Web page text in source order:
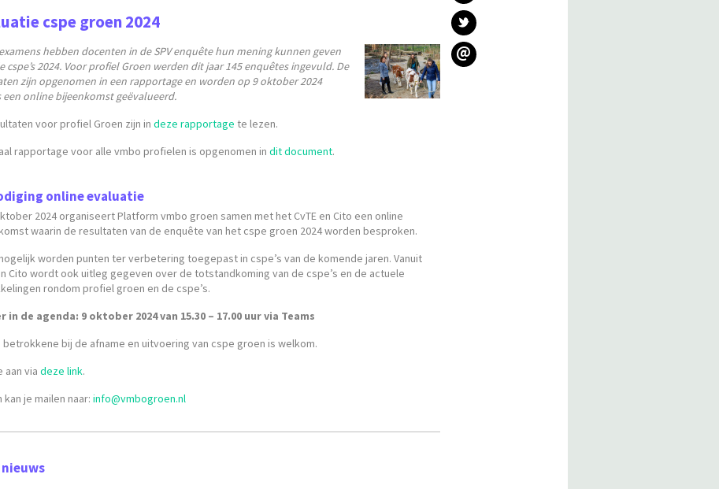
cspe groen 2024
hebben docenten in de SPV enquête hun mening kunnen geven
cspe’s 2024. Voor profiel Groen werden dit jaar 145 enquêtes ingevuld. De
zijn opgenomen in een rapportage en worden op 9 oktober 2024
een online bijeenkomst geëvalueerd.
voor profiel Groen zijn in deze rapportage te lezen.
rapportage voor alle vmbo profielen is opgenomen in dit document.
online evaluatie
2024 organiseert Platform vmbo groen samen met het CvTE en Cito een online
waarin de resultaten van de enquête van het cspe groen 2024 worden besproken.
worden punten ter verbetering toegepast in cspe’s van de komende jaren. Vanuit
Cito wordt ook uitleg gegeven over de totstandkoming van de cspe’s en de actuele
rondom profiel groen en de cspe’s.
in de agenda: 9 oktober 2024 van 15.30 – 17.00 uur via Teams
bij de afname en uitvoering van cspe groen is welkom.
aan via deze link.
kan je mailen naar: info@vmbogroen.nl
@
nieuws